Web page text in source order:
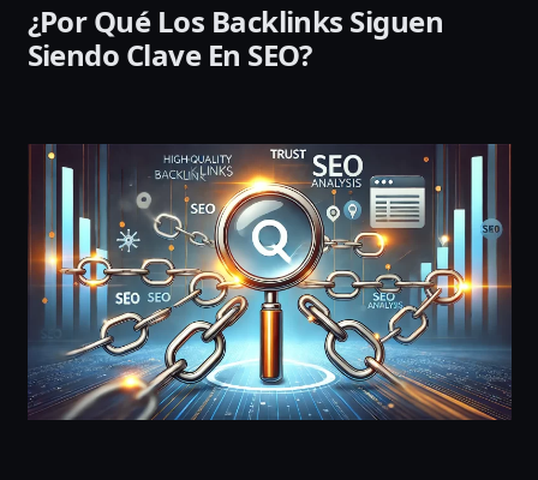
¿Por Qué Los Backlinks Siguen
Siendo Clave En SEO?